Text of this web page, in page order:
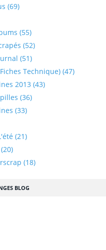
(69)
(55)
(52)
(51)
Technique) (47)
2013 (43)
(36)
(33)
(21)
(18)
BLOG